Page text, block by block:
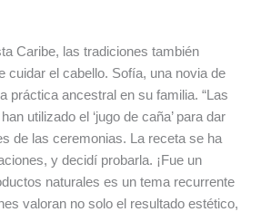
Caribe, las tradiciones también
cuidar el cabello. Sofía, una novia de
práctica ancestral en su familia. “Las
utilizado el ‘jugo de caña’ para dar
de las ceremonias. La receta se ha
y decidí probarla. ¡Fue un
naturales es un tema recurrente
valoran no solo el resultado estético,